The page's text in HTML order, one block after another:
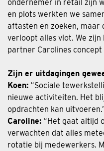
ondernemer in retail zijn
en plots werkten we
aftasten en zoeken, maar
verloopt alles vlot. We
partner Carolines
Zijn er uitdagingen
Koen: “Sociale
nieuwe activiteiten. Het
opdrachten kan
Caroline: “Het gaat altijd
verwachten dat alles
rotatie bij medewerkers.